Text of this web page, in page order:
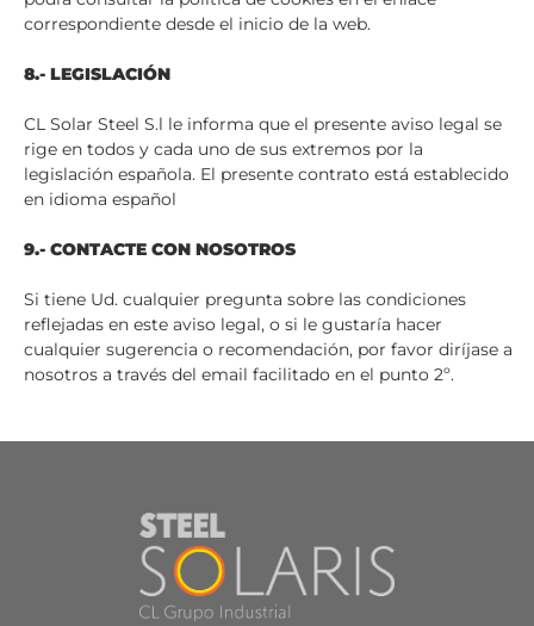
correspondiente desde el inicio de la web.
8.- LEGISLACIÓN
CL Solar Steel S.l le informa que el presente aviso legal se
rige en todos y cada uno de sus extremos por la
legislación española. El presente contrato está establecido
en idioma español
9.- CONTACTE CON NOSOTROS
Si tiene Ud. cualquier pregunta sobre las condiciones
reflejadas en este aviso legal, o si le gustaría hacer
cualquier sugerencia o recomendación, por favor diríjase a
nosotros a través del email facilitado en el punto 2º.